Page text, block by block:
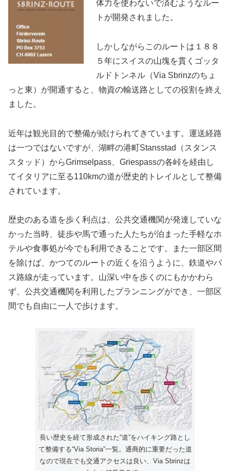
体力を使わないで済むようなルー
トが開発されました。
しかしながらこのルートは１８８
５年にスイスの山塊を貫くゴッタ
ルドトンネル（Via Sbrinzのちょ
っと東）が開通すると、物資の輸送路としての役割を終え
ました。
近年は観光目的で整備が続けられてきています。運送経路
は一つではないですが、湖畔の港町Stansstad（スタンス
スタッド）からGrimselpass、Griespassの各峠を経由し
てイタリアに至る110kmの道が歴史的トレイルとして整備
されています。
歴史のある道を歩く利点は、公共交通機関が発達していな
かった当時、徒歩や馬で通った人たちが泊まった手軽なホ
テルや食事処が今でも利用できることです。また一部区間
を除けば、かつてのルートの近くを沿うように、鉄道やバ
ス路線が走っています。山深い中を歩くのにもかかわら
ず、公共交通機関を利用したプランニングができ、一部区
間でも自由に一人で歩けます。
長い歴史を経て形成された“道”をハイキング路とし
て整備する“Via Storia”一覧。通商的に重要だった道
なので現在でも交通アクセスは良い、Via Sbrinzは